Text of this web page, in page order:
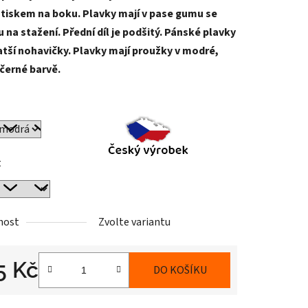
na boku. Plavky mají v pase gumu se
na stažení. Přední díl je podšitý. Pánské plavky
nohavičky. Plavky mají proužky v modré,
barvě.
Zvolte variantu
Kč DO KOŠÍKU